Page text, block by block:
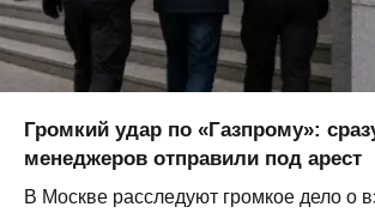
Громкий удар по «Газпрому»:
менеджеров отправили под арест
В Москве расследуют громкое дело о